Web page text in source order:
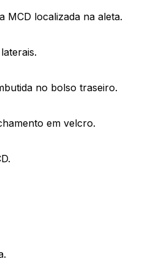
MCD localizada na aleta.
no bolso traseiro.
em velcro.